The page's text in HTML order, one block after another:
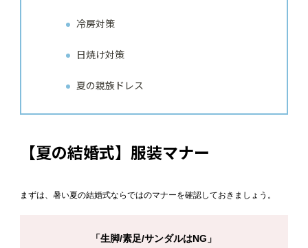
冷房対策
日焼け対策
夏の親族ドレス
【夏の結婚式】服装マナー
まずは、暑い夏の結婚式ならではのマナーを確認しておきましょう。
「生脚/素足/サンダルはNG」